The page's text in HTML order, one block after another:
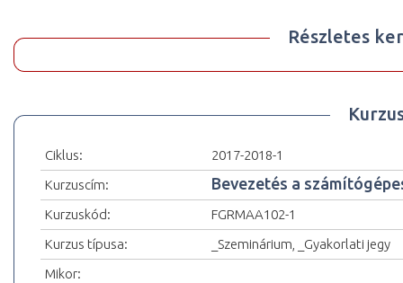
Részletes
Ciklus:
2017-2018-1
Kurzuscím:
Bevezetés a
Kurzuskód:
FGRMAA102-1
Kurzus típusa:
_Szeminárium, _Gyakorlati jegy
Mikor: